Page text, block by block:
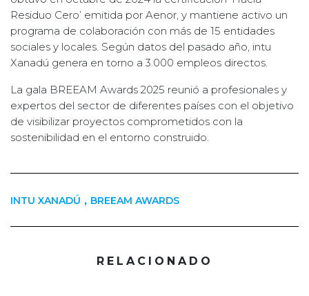
Residuo Cero’ emitida por Aenor, y mantiene activo un
programa de colaboración con más de 15 entidades
sociales y locales. Según datos del pasado año, intu
Xanadú genera en torno a 3.000 empleos directos.
La gala BREEAM Awards 2025 reunió a profesionales y
expertos del sector de diferentes países con el objetivo
de visibilizar proyectos comprometidos con la
sostenibilidad en el entorno construido.
INTU XANADÚ , BREEAM AWARDS
RELACIONADO